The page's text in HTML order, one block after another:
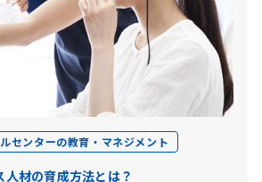
センターの教育・マネジメント
材の育成方法とは？